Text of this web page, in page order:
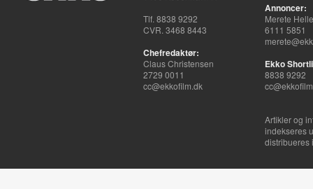
Tlf. 8838 9292
CVR. 3468 8443
Chefredaktør:
Claus Christensen
2729 0011
cc@ekkofilm.dk
Annoncer:
Merete
6111 5851
Ekko
8838 9292
Artikler og
indekseres
distribueres